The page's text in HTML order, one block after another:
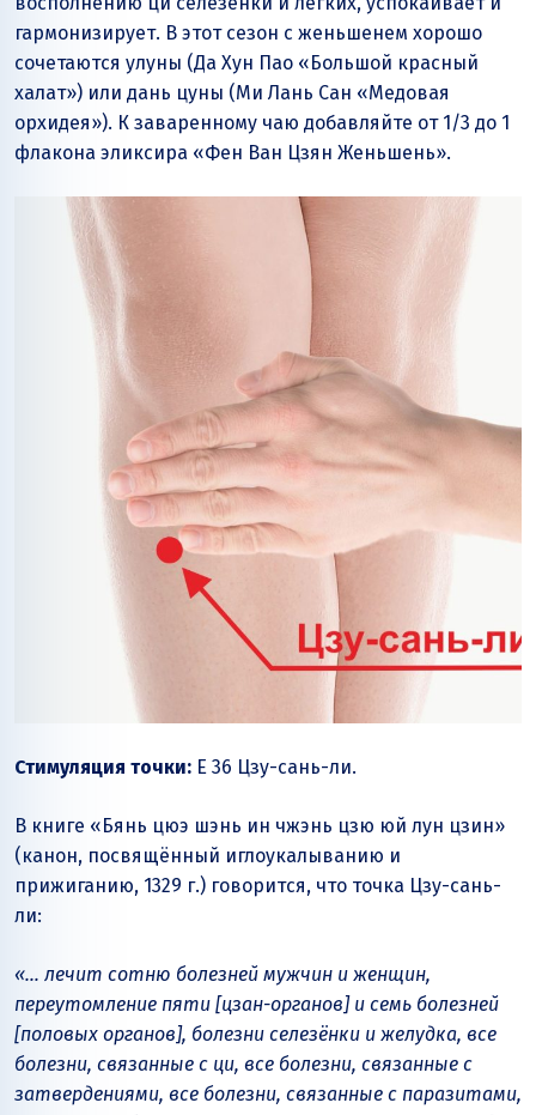
гармонизирует. В этот сезон с женьшенем хорошо
сочетаются улуны (Да Хун Пао «Большой красный
халат») или дань цуны (Ми Лань Сан «Медовая
орхидея»). К заваренному чаю добавляйте от 1/3 до 1
флакона эликсира «Фен Ван Цзян Женьшень».
Стимуляция точки: E 36 Цзу-сань-ли.
В книге «Бянь цюэ шэнь ин чжэнь цзю юй лун цзин»
(канон, посвящённый иглоукалыванию и
прижиганию, 1329 г.) говорится, что точка Цзу-сань-
ли:
«… лечит сотню болезней мужчин и женщин,
переутомление пяти [цзан-органов] и семь болезней
[половых органов], болезни селезёнки и желудка, все
болезни, связанные с ци, все болезни, связанные с
затвердениями, все болезни, связанные с паразитами,